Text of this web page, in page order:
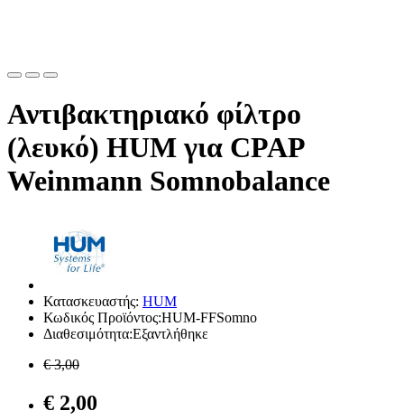
Αντιβακτηριακό φίλτρο
(λευκό) HUM για CPAP
Weinmann Somnobalance
Κατασκευαστής: HUM
Κωδικός Προϊόντος:HUM-FFSomno
Διαθεσιμότητα:Εξαντλήθηκε
€ 3,00
€ 2,00